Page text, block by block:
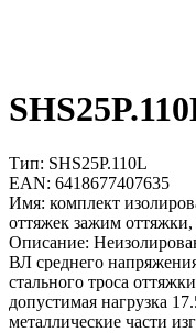
Тип: SHS25P.110L
EAN: 6418677407635
Имя: комплект
оттяжек зажим
Описание:
ВЛ среднего
стального троса
допустимая нагрузка
металлические части